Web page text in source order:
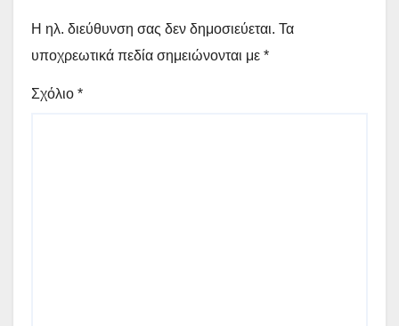
Η ηλ. διεύθυνση σας δεν δημοσιεύεται. Τα
υποχρεωτικά πεδία σημειώνονται με *
Σχόλιο *